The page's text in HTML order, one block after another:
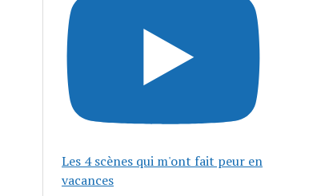
Les 4 scènes qui m'ont fait peur en
vacances